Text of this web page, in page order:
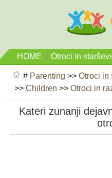
HOME Otroci in
# Parenting >>Otroci in
>>Children >>Otroci in
Kateri zunanji